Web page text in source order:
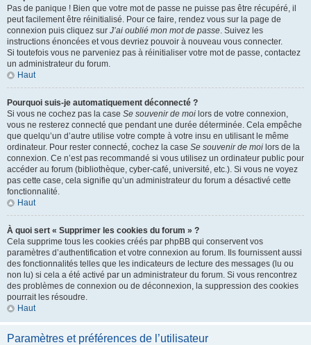
Pas de panique ! Bien que votre mot de passe ne puisse pas être récupéré, il
peut facilement être réinitialisé. Pour ce faire, rendez vous sur la page de
connexion puis cliquez sur J’ai oublié mon mot de passe. Suivez les
instructions énoncées et vous devriez pouvoir à nouveau vous connecter.
Si toutefois vous ne parveniez pas à réinitialiser votre mot de passe, contactez
un administrateur du forum.
Haut
Pourquoi suis-je automatiquement déconnecté ?
Si vous ne cochez pas la case Se souvenir de moi lors de votre connexion,
vous ne resterez connecté que pendant une durée déterminée. Cela empêche
que quelqu’un d’autre utilise votre compte à votre insu en utilisant le même
ordinateur. Pour rester connecté, cochez la case Se souvenir de moi lors de la
connexion. Ce n’est pas recommandé si vous utilisez un ordinateur public pour
accéder au forum (bibliothèque, cyber-café, université, etc.). Si vous ne voyez
pas cette case, cela signifie qu’un administrateur du forum a désactivé cette
fonctionnalité.
Haut
À quoi sert « Supprimer les cookies du forum » ?
Cela supprime tous les cookies créés par phpBB qui conservent vos
paramètres d’authentification et votre connexion au forum. Ils fournissent aussi
des fonctionnalités telles que les indicateurs de lecture des messages (lu ou
non lu) si cela a été activé par un administrateur du forum. Si vous rencontrez
des problèmes de connexion ou de déconnexion, la suppression des cookies
pourrait les résoudre.
Haut
Paramètres et préférences de l’utilisateur